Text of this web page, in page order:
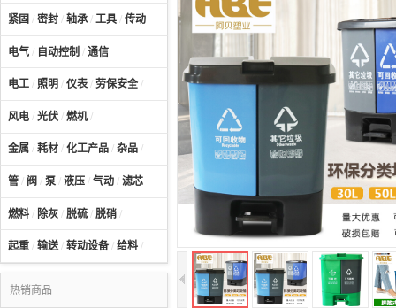
紧固 / 密封 / 轴承 / 工具 / 传动
电气 / 自动控制 / 通信
电工 / 照明 / 仪表 / 劳保安全 /
风电 / 光伏 / 燃机/
金属 / 耗材 / 化工产品 / 杂品 /
管 / 阀 / 泵 / 液压 / 气动 / 滤芯
燃料 / 除灰 / 脱硫 / 脱硝 /
起重 / 输送/ 转动设备 / 给料 /
热销商品